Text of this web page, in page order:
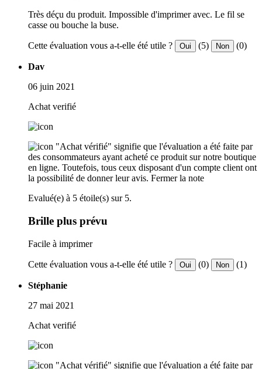
Très déçu du produit. Impossible d'imprimer avec. Le fil se
casse ou bouche la buse.
Cette évaluation vous a-t-elle été utile ? Oui (5) Non (0)
Dav
06 juin 2021
Achat verifié
"Achat vérifié" signifie que l'évaluation a été faite par
des consommateurs ayant acheté ce produit sur notre boutique
en ligne. Toutefois, tous ceux disposant d'un compte client ont
la possibilité de donner leur avis. Fermer la note
Evalué(e) à 5 étoile(s) sur 5.
Brille plus prévu
Facile à imprimer
Cette évaluation vous a-t-elle été utile ? Oui (0) Non (1)
Stéphanie
27 mai 2021
Achat verifié
"Achat vérifié" signifie que l'évaluation a été faite par